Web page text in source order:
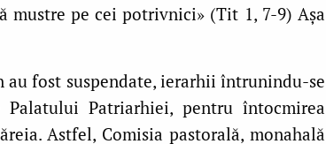
mustre pe cei potrivnici» (Tit 1, 7-9) Așa
fost suspendate, ierarhii întrunindu-se
Patriarhiei, pentru întocmirea
Astfel, Comisia pastorală, monahală